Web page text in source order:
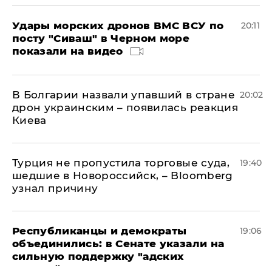
Удары морских дронов ВМС ВСУ по
посту "Сиваш" в Черном море
показали на видео
20:11
В Болгарии назвали упавший в стране
дрон украинским – появилась реакция
Киева
20:02
Турция не пропустила торговые суда,
шедшие в Новороссийск, – Bloomberg
узнал причину
19:40
Республиканцы и демократы
объединились: в Сенате указали на
сильную поддержку "адских
19:06